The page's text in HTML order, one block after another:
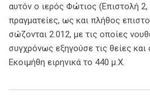
αυτόν ο ιερός Φώτιος (Επιστολή
πραγματείες, ως και πλήθος
σώζονται 2.012, με τις οποίες
συγχρόνως εξηγούσε τις θείες
Εκοιμήθη ειρηνικά το 440 μ.Χ.